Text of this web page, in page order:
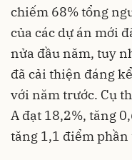
chiếm 68% tổng
của các dự án mới
nửa đầu năm, tuy
đã cải thiện đáng
với năm trước. Cụ
A đạt 18,2%, tăng
tăng 1,1 điểm